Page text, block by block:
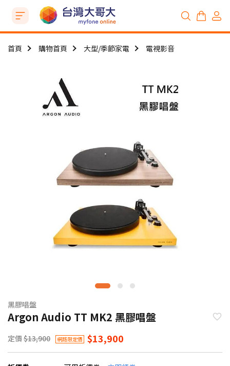
首頁 購物首頁 大型/季節家電 電視影音
黑膠唱盤
Argon Audio TT MK2 黑膠唱盤
定價 $13,900 網路限定價 $13,900